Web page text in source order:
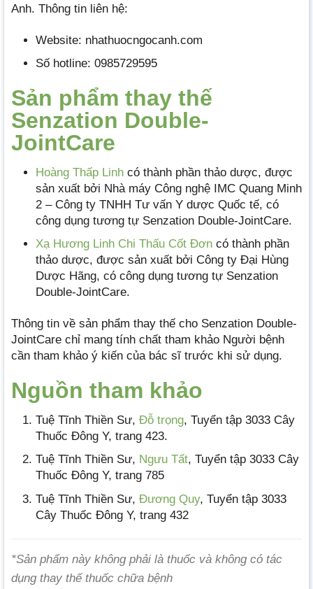
Anh. Thông tin liên hệ:
Website: nhathuocngocanh.com
Số hotline: 0985729595
Sản phẩm thay thế
Senzation Double-
JointCare
Hoàng Thấp Linh có thành phần thảo dược, được
sản xuất bởi Nhà máy Công nghệ IMC Quang Minh
2 – Công ty TNHH Tư vấn Y dược Quốc tế, có
công dụng tương tự Senzation Double-JointCare.
Xạ Hương Linh Chi Thấu Cốt Đơn có thành phần
thảo dược, được sản xuất bởi Công ty Đại Hùng
Dược Hãng, có công dụng tương tự Senzation
Double-JointCare.
Thông tin về sản phẩm thay thế cho Senzation Double-
JointCare chỉ mang tính chất tham khảo Người bệnh
cần tham khảo ý kiến của bác sĩ trước khi sử dụng.
Nguồn tham khảo
Tuệ Tĩnh Thiền Sư, Đỗ trọng, Tuyển tập 3033 Cây
Thuốc Đông Y, trang 423.
Tuệ Tĩnh Thiền Sư, Ngưu Tất, Tuyển tập 3033 Cây
Thuốc Đông Y, trang 785
Tuệ Tĩnh Thiền Sư, Đương Quy, Tuyển tập 3033
Cây Thuốc Đông Y, trang 432
*Sản phẩm này không phải là thuốc và không có tác
dụng thay thế thuốc chữa bệnh